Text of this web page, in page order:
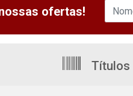
ofertas!
Títulos